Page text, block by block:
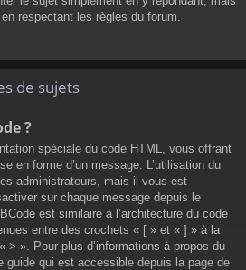
respectant les règles du forum.
de sujets
?
spéciale du code HTML, vous offrant
en forme d’un message. L’utilisation du
administrateurs, mais il vous est
sur chaque message depuis le
est similaire à l’architecture du code
entre des crochets « [ » et « ] » à la
> ». Pour plus d’informations à propos du
guide qui est accessible depuis la page de